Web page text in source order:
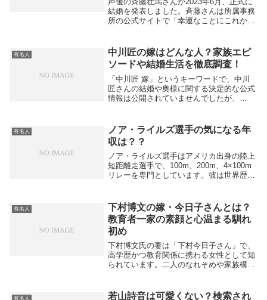
結婚を発表しました。斉藤さんは所属事務
所の公式サイトで「幸運なことにこれから
意いたしました」とコメントしています。
多忙な声...
有名人
中川匠の嫁はどんな人？家族エピ
ソードや結婚生活を徹底調査！
「中川匠 嫁」というキーワードで、中川
匠さんの結婚や奥様に関する決定的な公式
情報は公開されていませんでしたが、
です。instagram本文俳優や医師として...
有名人
ノア・ライルズ選手の気になる年
収は？？
ノア・ライルズ選手はアメリカ出身の陸上
短距離走選手で、100m、200m、4×100m
リレーを専門としています。彼は世界歴代
あり、2024年パリオリンピ...
有名人
下村博文の嫁・今日子さんとは？
教育者一家の素顔と心温まる馴れ
初め
下村博文氏の妻は「下村今日子さん」で、
高学歴かつ教育関係に携わる女性として知
られています。二人のなれそめや家族構
word-is-love+2本文例下村博文さんの支え
有名人
若山詩音は可愛くない？検索され